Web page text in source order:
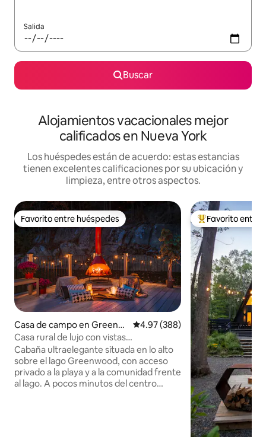
Salida
Buscar
Alojamientos vacacionales mejor
calificados en Nueva York
Los huéspedes están de acuerdo: estas estancias
tienen excelentes calificaciones por su ubicación y
limpieza, entre otros aspectos.
Favorito entre huéspedes
Favorito entre huéspedes
Casa de campo en Greenw
ood Lake
Calificación promedio: 4.97 de
4.97 (388)
Casa rural de lujo con vistas
espectaculares al lago
Cabaña ultraelegante situada en lo alto
sobre el lago Greenwood, con acceso
privado a la playa y a la comunidad frente
al lago. A pocos minutos del centro
De los mejores
Favorito entre